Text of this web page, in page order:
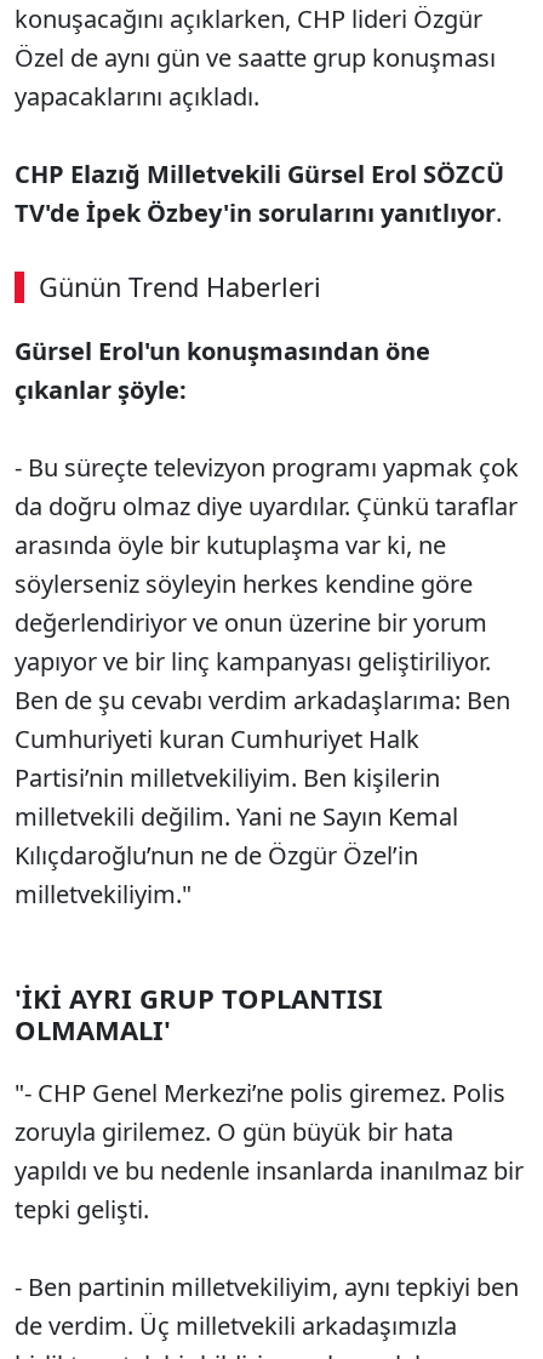
konuşacağını açıklarken, CHP lideri Özgür
Özel de aynı gün ve saatte grup konuşması
yapacaklarını açıkladı.
CHP Elazığ Milletvekili Gürsel Erol SÖZCÜ
TV'de İpek Özbey'in sorularını yanıtlıyor.
Günün Trend Haberleri
00:03 / 02:14
Gürsel Erol'un konuşmasından öne
çıkanlar şöyle:
- Bu süreçte televizyon programı yapmak çok
da doğru olmaz diye uyardılar. Çünkü taraflar
arasında öyle bir kutuplaşma var ki, ne
söylerseniz söyleyin herkes kendine göre
değerlendiriyor ve onun üzerine bir yorum
yapıyor ve bir linç kampanyası geliştiriliyor.
Ben de şu cevabı verdim arkadaşlarıma: Ben
Cumhuriyeti kuran Cumhuriyet Halk
Partisi’nin milletvekiliyim. Ben kişilerin
milletvekili değilim. Yani ne Sayın Kemal
Kılıçdaroğlu’nun ne de Özgür Özel’in
milletvekiliyim."
'İKİ AYRI GRUP TOPLANTISI
OLMAMALI'
"- CHP Genel Merkezi’ne polis giremez. Polis
zoruyla girilemez. O gün büyük bir hata
yapıldı ve bu nedenle insanlarda inanılmaz bir
tepki gelişti.
- Ben partinin milletvekiliyim, aynı tepkiyi ben
de verdim. Üç milletvekili arkadaşımızla